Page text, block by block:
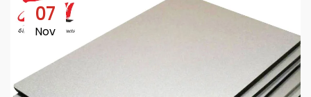
07
Nov